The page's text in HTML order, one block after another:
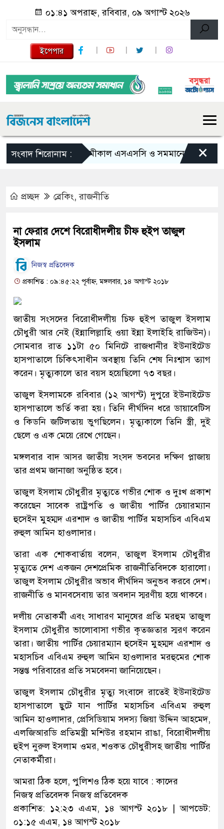
০১:৪১ অপরাহ্ন, রবিবার, ০৯ অগাস্ট ২০২৬
ইপেপার
সংবাদ শিরোনাম :আগামীকাল এসএসসি ও সমমানের ফল, জানা যাবে
×
প্রচ্ছদ ব্রেকিং,রাজনীতি
না ফেরার দেশে বিরোধীদলীয় চীফ হুইপ তাজুল
ইসলাম
নিজস্ব প্রতিবেদক
প্রকাশিত : ০৯:৪৫:২২ পূর্বাহ্ন, মঙ্গলবার, ১৪ অগাস্ট ২০১৮
জাতীয় সংসদের বিরোধীদলীয় চিফ হুইপ তাজুল ইসলাম
চৌধুরী আর নেই (ইন্নালিল্লাহি ওয়া ইন্না ইলাইহি রাজিউন)।
সোমবার রাত ১১টা ৫০ মিনিটে রাজধানীর ইউনাইটেড
হাসপাতালে চিকিৎসাধীন অবস্থায় তিনি শেষ নিঃশ্বাস ত্যাগ
করেন। মৃত্যুকালে তার বয়স হয়েছিলো ৭৩ বছর।
তাজুল ইসলামকে রবিবার (১২ আগস্ট) দুপুরে ইউনাইটেড
হাসপাতালে ভর্তি করা হয়। তিনি দীর্ঘদিন ধরে ডায়াবেটিস
ও কিডনি জটিলতায় ভুগছিলেন। মৃত্যুকালে তিনি স্ত্রী, দুই
ছেলে ও এক মেয়ে রেখে গেছেন।
মঙ্গলবার বাদ আসর জাতীয় সংসদ ভবনের দক্ষিণ প্লাজায়
তার প্রথম জানাজা অনুষ্ঠিত হবে।
তাজুল ইসলাম চৌধুরীর মৃত্যুতে গভীর শোক ও দুঃখ প্রকাশ
করেছেন সাবেক রাষ্ট্রপতি ও জাতীয় পার্টির চেয়ারম্যান
হুসেইন মুহম্মদ এরশাদ ও জাতীয় পার্টির মহাসচিব এবিএম
রুহুল আমিন হাওলাদার।
তারা এক শোকবার্তায় বলেন, তাজুল ইসলাম চৌধুরীর
মৃত্যুতে দেশ একজন দেশপ্রেমিক রাজনীতিবিদকে হারালো।
তাজুল ইসলাম চৌধুরীর অভাব দীর্ঘদিন অনুভব করবে দেশ।
রাজনীতি ও মানবসেবায় তার অবদান স্মরণীয় হয়ে থাকবে।
দলীয় নেতাকর্মী এবং সাধারণ মানুষের প্রতি মরহুম তাজুল
ইসলাম চৌধুরীর ভালোবাসা গভীর কৃতজ্ঞতার স্মরণ করেন
তারা। জাতীয় পার্টির চেয়ারম্যান হুসেইন মুহম্মদ এরশাদ ও
মহাসচিব এবিএম রুহুল আমিন হাওলাদার মরহুমের শোক
সন্তপ্ত পরিবারের প্রতি সমবেদনা জানিয়েছেন।
তাজুল ইসলাম চৌধুরীর মৃত্যু সংবাদে রাতেই ইউনাইটেড
হাসপাতালে ছুটে যান পার্টির মহাসচিব এবিএম রুহুল
আমিন হাওলাদার, প্রেসিডিয়াম সদস্য জিয়া উদ্দিন আহমেদ,
এলজিআরডি প্রতিমন্ত্রী মশিউর রহমান রাঙা, বিরোধীদলীয়
হুইপ নুরুল ইসলাম ওমর, শওকত চৌধুরীসহ জাতীয় পার্টির
নেতাকর্মীরা।
আমরা ঠিক হলে, পুলিশও ঠিক হয়ে যাবে : কাদের
নিজস্ব প্রতিবেদক নিজস্ব প্রতিবেদক
প্রকাশিত: ১২:২৩ এএম, ১৪ আগস্ট ২০১৮ | আপডেট:
০১:১৫ এএম, ১৪ আগস্ট ২০১৮